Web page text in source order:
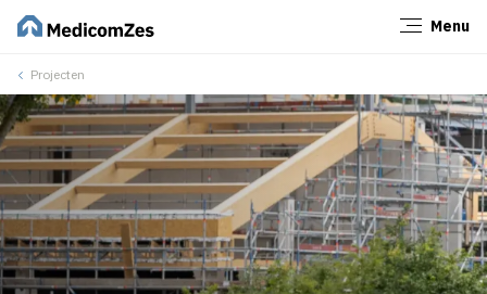
Menu
Projecten
Sluiten